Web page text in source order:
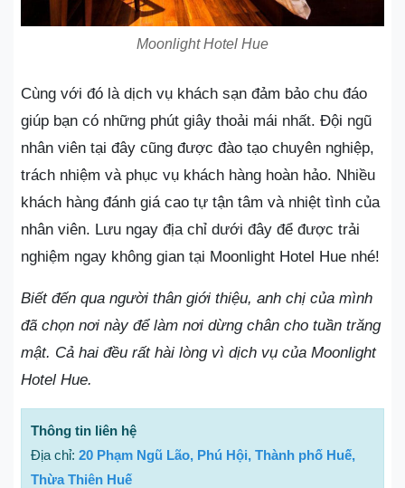
Moonlight Hotel Hue
Cùng với đó là dịch vụ khách sạn đảm bảo chu đáo
giúp bạn có những phút giây thoải mái nhất. Đội ngũ
nhân viên tại đây cũng được đào tạo chuyên nghiệp,
trách nhiệm và phục vụ khách hàng hoàn hảo. Nhiều
khách hàng đánh giá cao tự tận tâm và nhiệt tình của
nhân viên. Lưu ngay địa chỉ dưới đây để được trải
nghiệm ngay không gian tại Moonlight Hotel Hue nhé!
Biết đến qua người thân giới thiệu, anh chị của mình
đã chọn nơi này để làm nơi dừng chân cho tuần trăng
mật. Cả hai đều rất hài lòng vì dịch vụ của Moonlight
Hotel Hue.
Thông tin liên hệ
Địa chỉ: 20 Phạm Ngũ Lão, Phú Hội, Thành phố Huế,
Thừa Thiên Huế